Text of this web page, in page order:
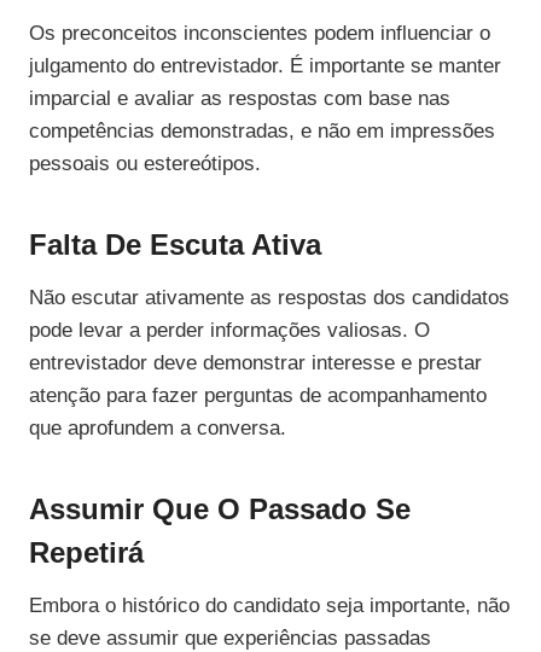
Os preconceitos inconscientes podem influenciar o
julgamento do entrevistador. É importante se manter
imparcial e avaliar as respostas com base nas
competências demonstradas, e não em impressões
pessoais ou estereótipos.
Falta De Escuta Ativa
Não escutar ativamente as respostas dos candidatos
pode levar a perder informações valiosas. O
entrevistador deve demonstrar interesse e prestar
atenção para fazer perguntas de acompanhamento
que aprofundem a conversa.
Assumir Que O Passado Se
Repetirá
Embora o histórico do candidato seja importante, não
se deve assumir que experiências passadas